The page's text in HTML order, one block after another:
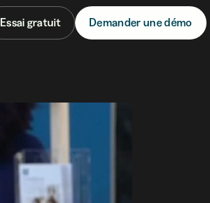
Essai gratuit Demander une démo